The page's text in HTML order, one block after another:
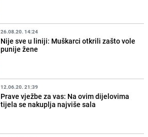
26.08.20. 14:24
Nije sve u liniji: Muškarci otkrili zašto vole
punije žene
12.06.20. 21:39
Prave vježbe za vas: Na ovim dijelovima
tijela se nakuplja najviše sala